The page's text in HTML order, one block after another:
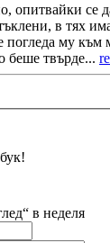
опитвайки се
в тях
погледа му към
беше твърде...
в неделя